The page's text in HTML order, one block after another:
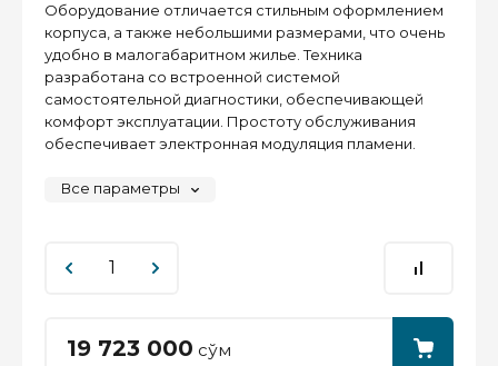
Оборудование отличается стильным оформлением
корпуса, а также небольшими размерами, что очень
удобно в малогабаритном жилье. Техника
разработана со встроенной системой
самостоятельной диагностики, обеспечивающей
комфорт эксплуатации. Простоту обслуживания
обеспечивает электронная модуляция пламени.
Все параметры
19 723 000 сўм